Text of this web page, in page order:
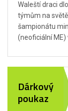
Waleští draci
týmům na
šampionátu
(neoficiální ME)
Dárkový
poukaz